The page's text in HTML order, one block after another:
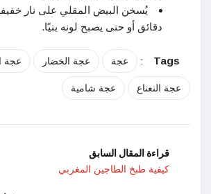
يُسخن البيض المقلي على نار
دقائق أو حتى يصبح لونه بنيًا.
Tags
: عجة عجة الخضار عجة
عجة النعناع عجة شامية
قراءة المقال السابق
كيفية طبخ الطاجين المغربي